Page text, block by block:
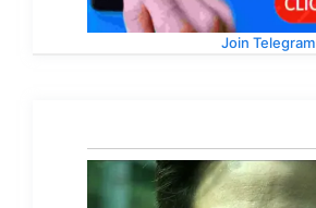
Join Telegram